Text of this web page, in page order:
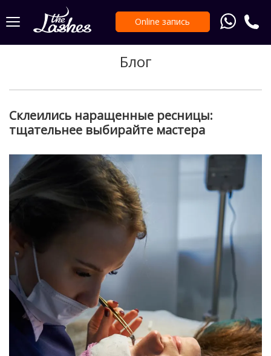
Online запись
Блог
Склеились наращенные ресницы:
тщательнее выбирайте мастера